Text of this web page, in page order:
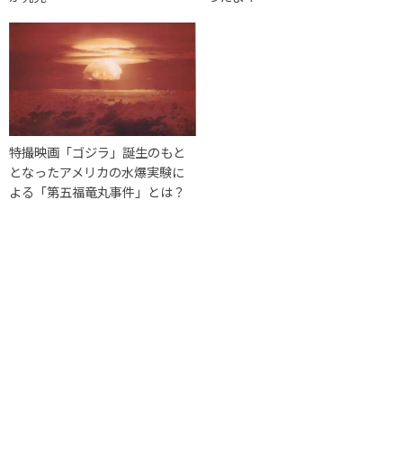
特撮映画「ゴジラ」誕生のもと
となったアメリカの水爆実験に
よる「第五福竜丸事件」とは？